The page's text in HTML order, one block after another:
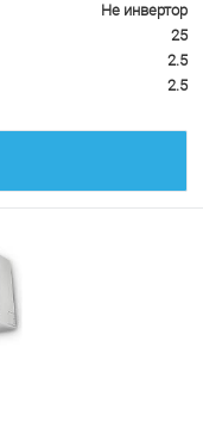
Не инвертор
25
2.5
2.5